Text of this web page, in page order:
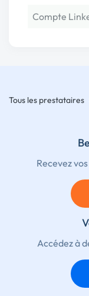
Compte
Tous les prestataires
Recevez
Accédez à